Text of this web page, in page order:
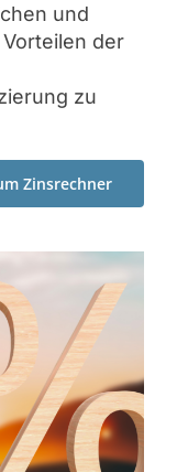
und
der
zu
Zinsrechner